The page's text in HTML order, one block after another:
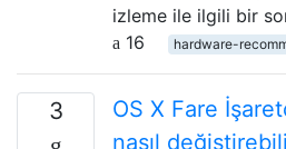
izleme ile ilgili bir
16
hardware-
3
OS X Fare
nasıl